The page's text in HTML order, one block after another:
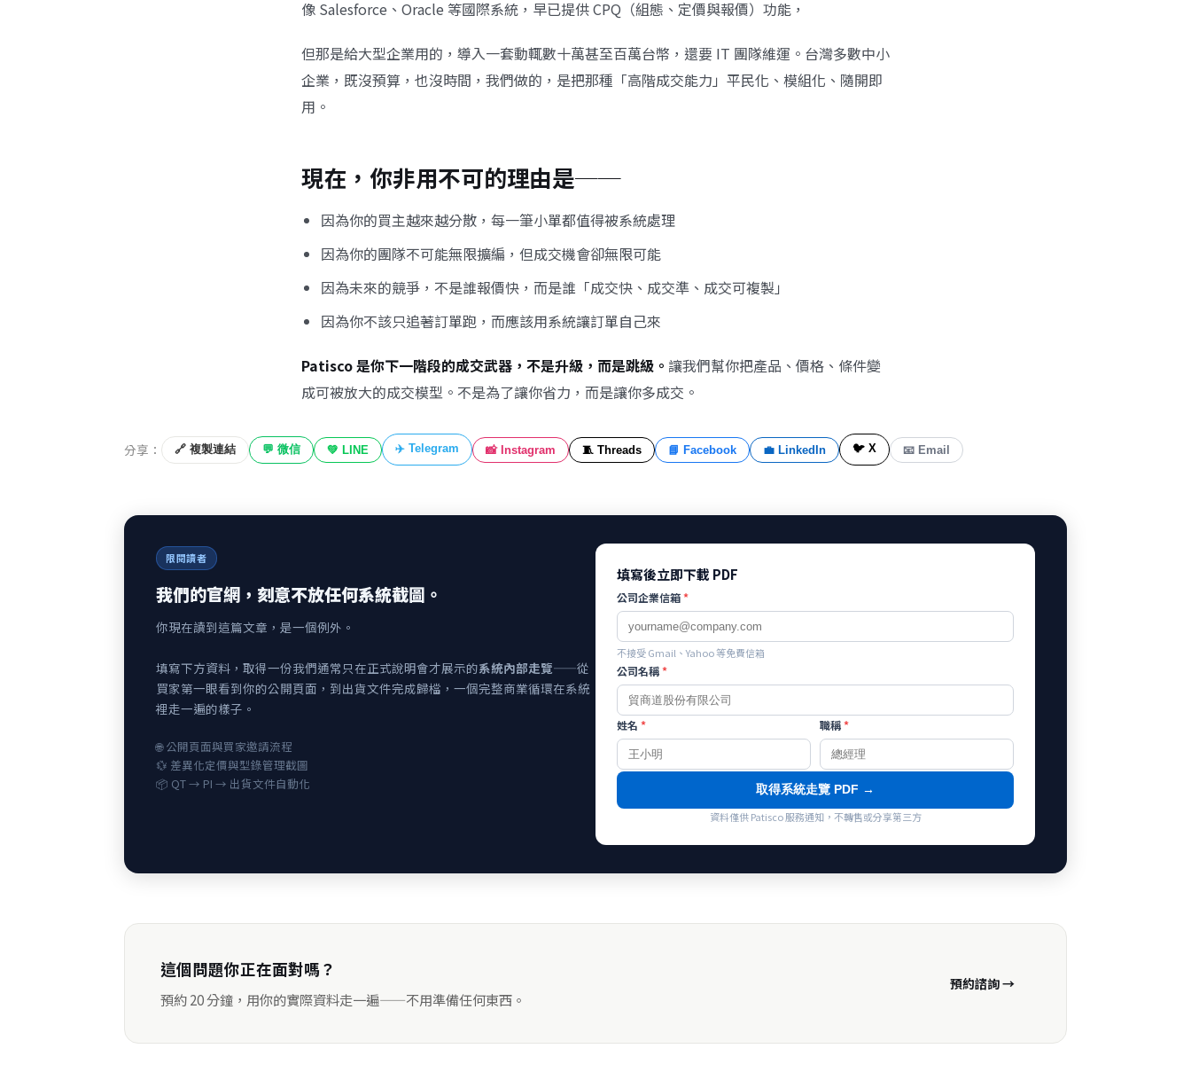
像 Salesforce、Oracle 等國際系統，早已提供 CPQ（組態、定價與報價）功能，
但那是給大型企業用的，導入一套動輒數十萬甚至百萬台幣，還要 IT 團隊維運。台灣多數中小
企業，既沒預算，也沒時間，我們做的，是把那種「高階成交能力」平民化、模組化、隨開即
用。
現在，你非用不可的理由是──
因為你的買主越來越分散，每一筆小單都值得被系統處理
因為你的團隊不可能無限擴編，但成交機會卻無限可能
因為未來的競爭，不是誰報價快，而是誰「成交快、成交準、成交可複製」
因為你不該只追著訂單跑，而應該用系統讓訂單自己來
Patisco 是你下一階段的成交武器，不是升級，而是跳級。 讓我們幫你把產品、價格、條件變
成可被放大的成交模型。不是為了讓你省力，而是讓你多成交。
分享： 🔗 複製連結 💬 微信 💚 LINE ✈️ Telegram 📸 Instagram 🧵 Threads 📘 Facebook 💼 LinkedIn 🐦 X 📧 Email
限閱讀者
我們的官網，刻意不放任何系統截圖。
你現在讀到這篇文章，是一個例外。
填寫下方資料，取得一份我們通常只在正式說明會才展示的系統內部走覽——從
買家第一眼看到你的公開頁面，到出貨文件完成歸檔，一個完整商業循環在系統
裡走一遍的樣子。
🌐 公開頁面與買家邀請流程
💱 差異化定價與型錄管理截圖
📦 QT → PI → 出貨文件自動化
填寫後立即下載 PDF
公司企業信箱*
不接受 Gmail、Yahoo 等免費信箱
公司名稱*
姓名 * 職稱*
取得系統走覽 PDF →
資料僅供 Patisco 服務通知，不轉售或分享第三方
這個問題你正在面對嗎？
預約 20 分鐘，用你的實際資料走一遍——不用準備任何東西。
預約諮詢 →